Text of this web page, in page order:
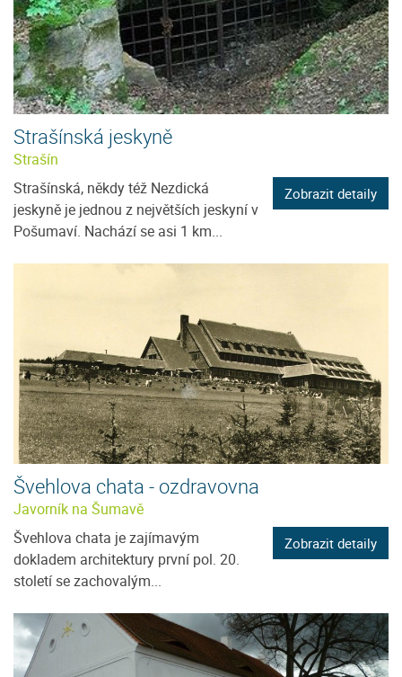
Strašínská jeskyně
Strašín
Strašínská, někdy též Nezdická
jeskyně je jednou z největších jeskyní v
Pošumaví. Nachází se asi 1 km...
Zobrazit detaily
Švehlova chata - ozdravovna
Javorník na Šumavě
Švehlova chata je zajímavým
dokladem architektury první pol. 20.
století se zachovalým...
Zobrazit detaily